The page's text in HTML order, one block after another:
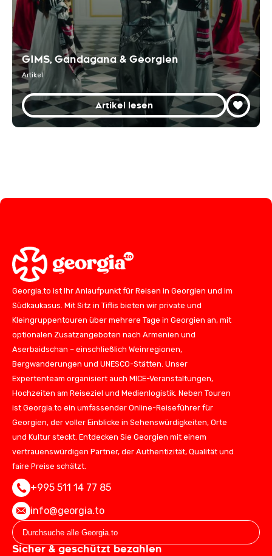
GIMS, Gandagana & Georgien
Artikel
Artikel lesen
Georgia.to ist Ihr Anlaufpunkt für Reisen in Georgien und im
Südkaukasus. Mit Sitz in Tiflis bieten wir private und
Kleingruppentouren über mehrere Tage in Georgien an, mit
optionalen Zusatzangeboten nach Armenien und
Aserbaidschan – einschließlich Weinregionen,
Bergwanderungen und UNESCO-Stätten. Unser
Expertenteam organisiert auch MICE-Veranstaltungen,
Hochzeiten am Reiseziel und Medienlogistik. Neben Touren
ist Georgia.to ein umfassender Online-Reiseführer für
Georgien, der voller Einblicke in Sehenswürdigkeiten, Orte
und Kultur steckt. Entdecken Sie Georgien mit einem
vertrauenswürdigen Partner, der Authentizität, Qualität und
faire Preise schätzt.
+995 511 14 77 85
info@georgia.to
Sicher & geschützt bezahlen